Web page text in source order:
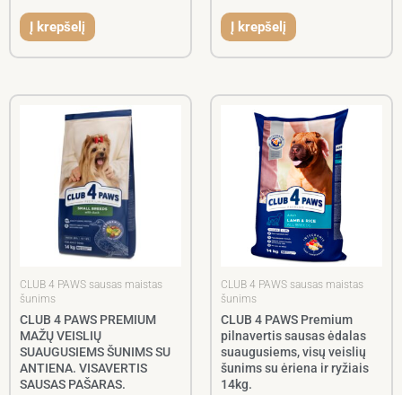
Į krepšelį Į krepšelį
CLUB 4 PAWS sausas maistas
šunims
CLUB 4 PAWS PREMIUM
MAŽŲ VEISLIŲ
SUAUGUSIEMS ŠUNIMS SU
ANTIENA. VISAVERTIS
SAUSAS PAŠARAS.
CLUB 4 PAWS sausas maistas
šunims
CLUB 4 PAWS Premium
pilnavertis sausas ėdalas
suaugusiems, visų veislių
šunims su ėriena ir ryžiais
14kg.